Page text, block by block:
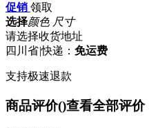
促销 领取
选择颜色 尺寸
请选择收货地址
四川省|快递： 免运费
支持极速退款
商品评价()查看全部评价